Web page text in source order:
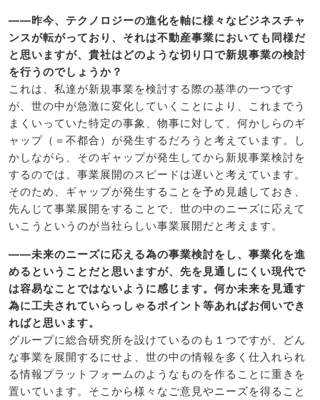
――昨今、テクノロジーの進化を軸に様々なビジネスチャ
ンスが転がっており、それは不動産事業においても同様だ
と思いますが、貴社はどのような切り口で新規事業の検討
を行うのでしょうか？
これは、私達が新規事業を検討する際の基準の一つです
が、世の中が急激に変化していくことにより、これまでう
まくいっていた特定の事象、物事に対して、何かしらのギ
ャップ（＝不都合）が発生するだろうと考えています。し
かしながら、そのギャップが発生してから新規事業検討を
するのでは、事業展開のスピードは遅いと考えています。
そのため、ギャップが発生することを予め見越しておき、
先んじて事業展開をすることで、世の中のニーズに応えて
いこうというのが当社らしい事業展開だと考えます。
――未来のニーズに応える為の事業検討をし、事業化を進
めるということだと思いますが、先を見通しにくい現代で
は容易なことではないように感じます。何か未来を見通す
為に工夫されていらっしゃるポイント等あればお伺いでき
ればと思います。
グループに総合研究所を設けているのも１つですが、どん
な事業を展開するにせよ、世の中の情報を多く仕入れられ
る情報プラットフォームのようなものを作ることに重きを
置いています。そこから様々なご意見やニーズを得ること